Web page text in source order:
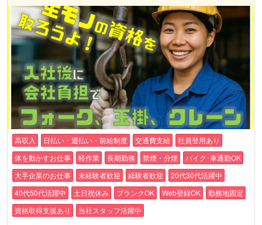
高収入 日払い・週払い・前給制度 交通費支給
社員登用あり
体を動かすお仕事
軽作業 長期勤務 禁煙・分煙
バイク･車通勤OK
大手企業のお仕事
未経験者歓迎 経験者歓迎
20代30代活躍中
40代50代活躍中
土日祝休み ブランクOK Web登録OK
勤務地固定
資格取得支援あり
当社スタッフ活躍中